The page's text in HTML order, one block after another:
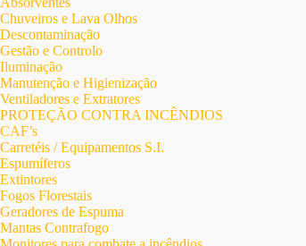
Chuveiros e Lava Olhos
Descontaminação
Gestão e Controlo
Iluminação
Manutenção e Higienização
Ventiladores e Extratores
PROTEÇÃO CONTRA INCÊNDIOS
CAF’s
Carretéis / Equipamentos S.I.
Espumíferos
Extintores
Fogos Florestais
Geradores de Espuma
Mantas Contrafogo